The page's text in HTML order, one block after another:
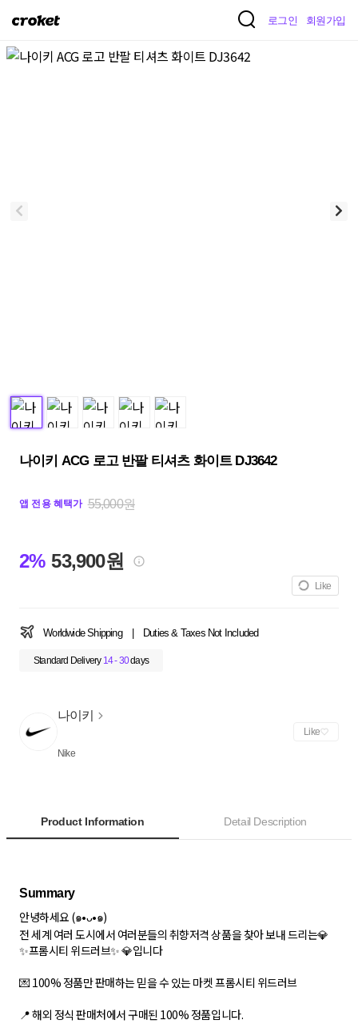
크
켓
로그인 회원가입
나이키 ACG 로고 반팔 티셔츠 화이트 DJ3642
앱 전용 혜택가 55,000원
2% 53,900원
Like
Worldwide Shipping Duties & Taxes Not Included
Standard Delivery 14 - 30days
나이키
Nike
Like
Product Information Detail Description
Summary
안녕하세요 (๑•ᴗ•๑)
전 세계 여러 도시에서 여러분들의 취향저격 상품을 찾아 보내 드리는💎
✨프롬시티 위드러브✨ 💎입니다
💌 100% 정품만 판매하는 믿을 수 있는 마켓 프롬시티 위드러브
📍 해외 정식 판매처에서 구매된 100% 정품입니다.